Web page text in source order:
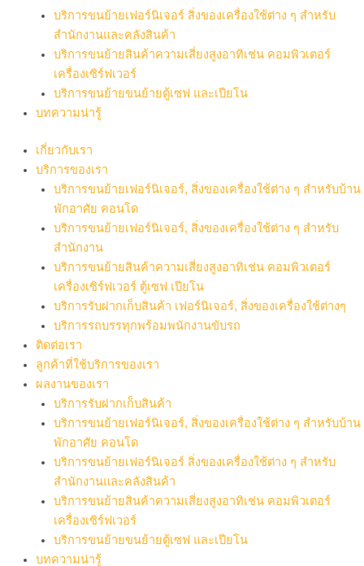
บริการขนย้ายเฟอร์นิเจอร์ สิ่งของเครื่องใช้ต่าง ๆ สำหรับ
สำนักงานและคลังสินค้า
บริการขนย้ายสินค้าความเสี่ยงสูงอาทิเช่น คอมพิวเตอร์
เครื่องเซิร์ฟเวอร์
บริการขนย้ายขนย้ายตู้เซฟ และเปียโน
บทความน่ารู้
เกี่ยวกับเรา
บริการของเรา
บริการขนย้ายเฟอร์นิเจอร์, สิ่งของเครื่องใช้ต่าง ๆ สำหรับบ้าน
พักอาศัย คอนโด
บริการขนย้ายเฟอร์นิเจอร์, สิ่งของเครื่องใช้ต่าง ๆ สำหรับ
สำนักงาน
บริการขนย้ายสินค้าความเสี่ยงสูงอาทิเช่น คอมพิวเตอร์
เครื่องเซิร์ฟเวอร์ ตู้เซฟ เปียโน
บริการรับฝากเก็บสินค้า เฟอร์นิเจอร์, สิ่งของเครื่องใช้ต่างๆ
บริการรถบรรทุกพร้อมพนักงานขับรถ
ติดต่อเรา
ลูกค้าที่ใช้บริการของเรา
ผลงานของเรา
บริการรับฝากเก็บสินค้า
บริการขนย้ายเฟอร์นิเจอร์, สิ่งของเครื่องใช้ต่าง ๆ สำหรับบ้าน
พักอาศัย คอนโด
บริการขนย้ายเฟอร์นิเจอร์ สิ่งของเครื่องใช้ต่าง ๆ สำหรับ
สำนักงานและคลังสินค้า
บริการขนย้ายสินค้าความเสี่ยงสูงอาทิเช่น คอมพิวเตอร์
เครื่องเซิร์ฟเวอร์
บริการขนย้ายขนย้ายตู้เซฟ และเปียโน
บทความน่ารู้